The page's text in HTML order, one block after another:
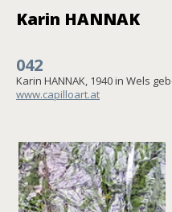
Karin HANNAK
042
Karin HANNAK, 1940 in Wels
www.capilloart.at